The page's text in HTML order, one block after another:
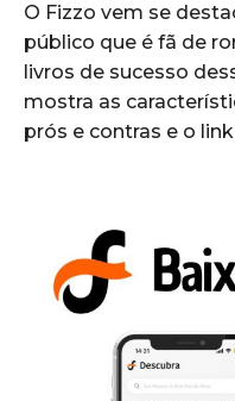
O Fizzo vem se
público que é fã de
livros de sucesso
mostra as
prós e contras e o